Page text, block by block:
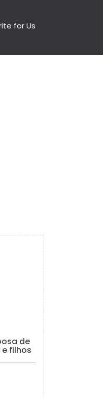
for Us
de
filhos